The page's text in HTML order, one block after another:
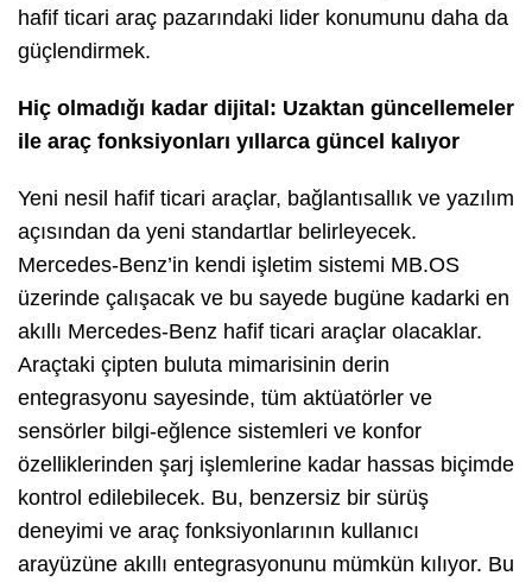
hafif ticari araç pazarındaki lider konumunu daha da
güçlendirmek.
Hiç olmadığı kadar dijital: Uzaktan güncellemeler
ile araç fonksiyonları yıllarca güncel kalıyor
Yeni nesil hafif ticari araçlar, bağlantısallık ve yazılım
açısından da yeni standartlar belirleyecek.
Mercedes-Benz’in kendi işletim sistemi MB.OS
üzerinde çalışacak ve bu sayede bugüne kadarki en
akıllı Mercedes-Benz hafif ticari araçlar olacaklar.
Araçtaki çipten buluta mimarisinin derin
entegrasyonu sayesinde, tüm aktüatörler ve
sensörler bilgi-eğlence sistemleri ve konfor
özelliklerinden şarj işlemlerine kadar hassas biçimde
kontrol edilebilecek. Bu, benzersiz bir sürüş
deneyimi ve araç fonksiyonlarının kullanıcı
arayüzüne akıllı entegrasyonunu mümkün kılıyor. Bu